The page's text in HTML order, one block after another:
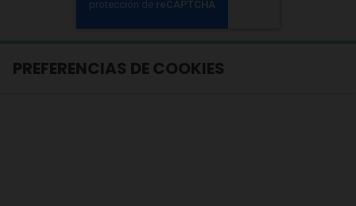
PREFERENCIAS DE COOKIES